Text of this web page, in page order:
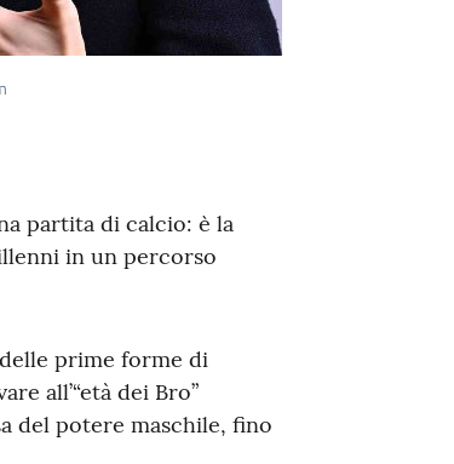
partita di calcio: è la
in un percorso
prime forme di
all’“età dei Bro”
del potere maschile, fino